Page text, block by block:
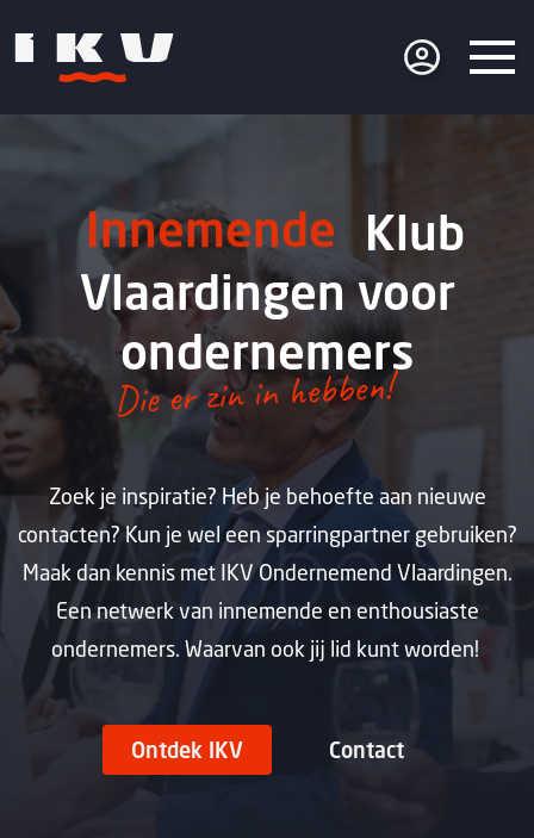
Innemende Klub
Vlaardingen voor
ondernemers
Zoek je inspiratie? Heb je behoefte aan nieuwe
contacten? Kun je wel een sparringpartner gebruiken?
Maak dan kennis met IKV Ondernemend Vlaardingen.
Een netwerk van innemende en enthousiaste
ondernemers. Waarvan ook jij lid kunt worden!
Ontdek IKV Contact